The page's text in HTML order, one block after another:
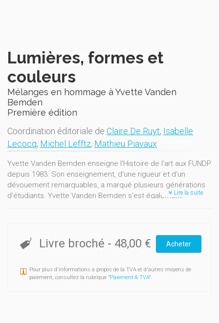
Lumières, formes et
couleurs
Mélanges en hommage à Yvette Vanden
Bemden
Première édition
Coordination éditoriale de Claire De Ruyt, Isabelle
Lecocq, Michel Lefftz, Mathieu Piavaux
Yvette Vanden Bemden enseigne l'Histoire de l'art aux FUNDP
depuis 1983. Son enseignement, d'une rigueur et d'un
dévouement remarquables, a marqué plusieurs générations
d'étudiants. Yvette Vanden Bemden s'est également
marqué la discipline. Elle est aujourd'hui secrétaire du comité
belge du Corpus vitrearum et présidente du Comité wallon
écrits par ses collaborateurs de la première heure, des
collègues proches qui se répartissent en Europe et aux
Lire la suite
Livre broché - 48,00 € Acheter
Pour plus d'informations à propos de la TVA et d'autres moyens de
paiement, consultez la rubrique "Paiement & TVA".